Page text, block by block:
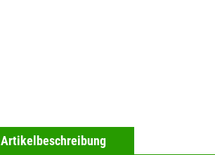
Artikelbeschreibung